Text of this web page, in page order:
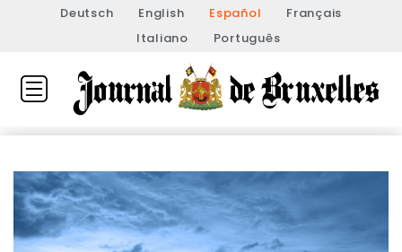
Deutsch English Español
Français
Italiano
Português